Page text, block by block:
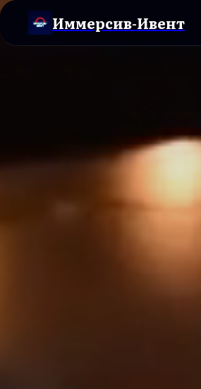
Иммерсив-Ивент